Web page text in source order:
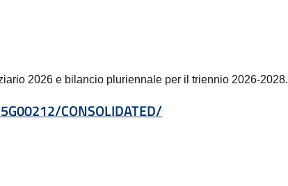
2026 e bilancio pluriennale per il triennio 2026-2028.
CONSOLIDATED/